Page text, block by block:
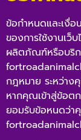
ข้อกำหนดและเงื่อ
ของการใช้งานเ
ผลิตภัณฑ์หรือบริก
กฎหมาย ระหว่า
หากคุณเข้าสู่ข้อต
ยอมรับข้อหนดว่า